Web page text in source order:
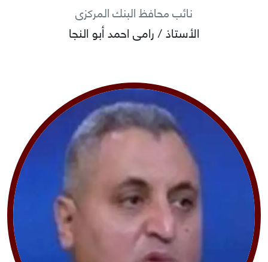
نائب محافظ البنك المركزى
الأستاذ / رامى احمد أبو النجا